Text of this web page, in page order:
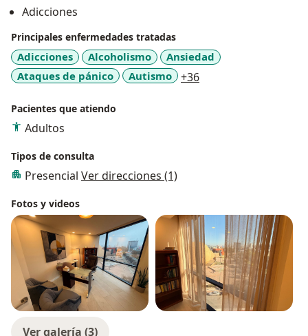
Adicciones
Principales enfermedades tratadas
Adicciones Alcoholismo
Ansiedad
Ataques de pánico
Autismo +36
Pacientes que atiendo
Adultos
Tipos de consulta
Presencial Ver direcciones (1)
Fotos y videos
Ver galería (3)